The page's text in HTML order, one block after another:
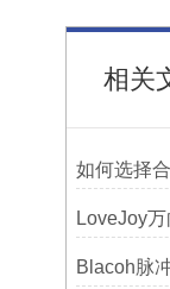
相关